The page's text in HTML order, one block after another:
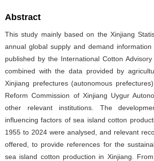
Abstract
This study mainly based on the Xinjiang
annual global supply and demand
published by the International Cotton Advisory
combined with the data provided by
Xinjiang prefectures (autonomous
Reform Commission of Xinjiang Uygur
other relevant institutions. The
influencing factors of sea island cotton
1955 to 2024 were analysed, and relevant
offered, to provide references for the
sea island cotton production in Xinjiang.